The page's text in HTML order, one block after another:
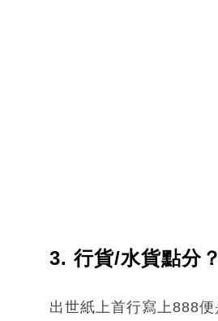
3. 行貨/水貨點分？
出世紙上首行寫上888